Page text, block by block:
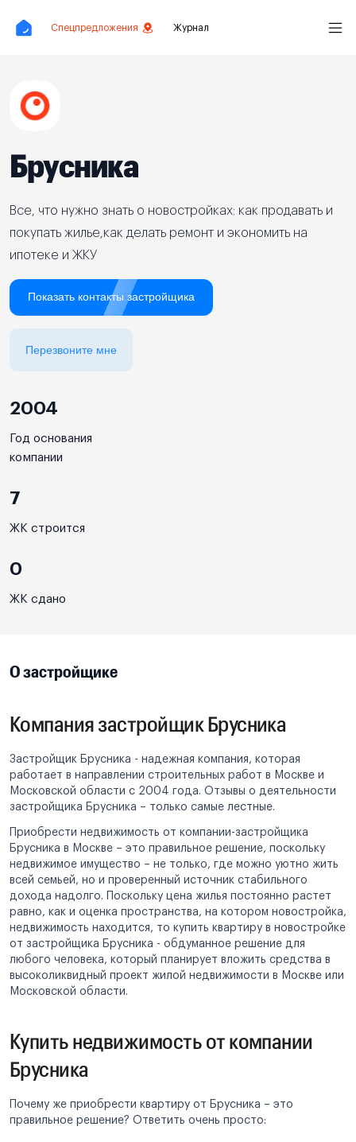
Спецпредложения Журнал
Брусника
Все, что нужно знать о новостройках: как продавать и
покупать жилье,как делать ремонт и экономить на
ипотеке и ЖКУ
Показать контакты застройщика
Перезвоните мне
2004
Год основания
компании
7
ЖК строится
0
ЖК сдано
О застройщике
Компания застройщик Брусника
Застройщик Брусника - надежная компания, которая
работает в направлении строительных работ в Москве и
Московской области с 2004 года. Отзывы о деятельности
застройщика Брусника – только самые лестные.
Приобрести недвижимость от компании-застройщика
Брусника в Москве – это правильное решение, поскольку
недвижимое имущество – не только, где можно уютно жить
всей семьей, но и проверенный источник стабильного
дохода надолго. Поскольку цена жилья постоянно растет
равно, как и оценка пространства, на котором новостройка,
недвижимость находится, то купить квартиру в новостройке
от застройщика Брусника - обдуманное решение для
любого человека, который планирует вложить средства в
высоколиквидный проект жилой недвижимости в Москве или
Московской области.
Купить недвижимость от компании
Брусника
Почему же приобрести квартиру от Брусника – это
правильное решение? Ответить очень просто: